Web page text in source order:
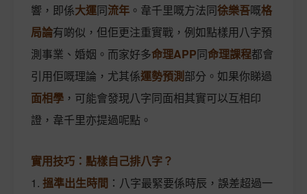
響，即係大運同流年 。韋千里嘅方法同徐樂吾嘅格
局論有啲似，但佢更注重實戰，例如點樣用八字預
測事業、婚姻。而家好多命理APP同命理課程都會
引用佢嘅理論，尤其係運勢預測部分。如果你睇過
面相學 ，可能會發現八字同面相其實可以互相印
證，韋千里亦提過呢點。
實用技巧：點樣自己排八字？
1. 搵準出生時間 ：八字最緊要係時辰，誤差超過一